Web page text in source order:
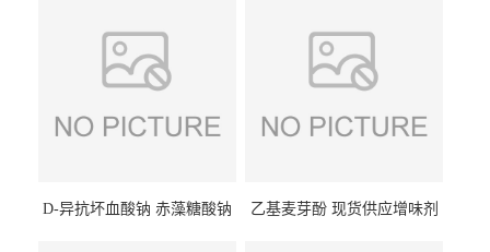
D-异抗坏血酸钠 赤藻糖酸钠
乙基麦芽酚 现货供应增味剂